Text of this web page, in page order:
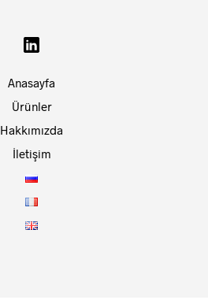
Anasayfa
Ürünler
Hakkımızda
İletişim